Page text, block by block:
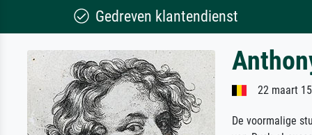
Gedreven klantendienst
22 maart
De voormalige